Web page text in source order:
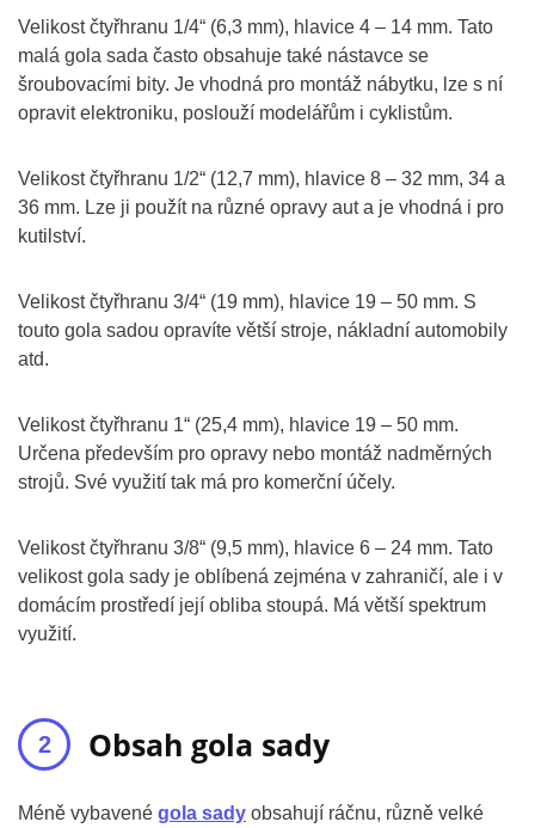
Velikost čtyřhranu 1/4“ (6,3 mm), hlavice 4 – 14 mm. Tato
malá gola sada často obsahuje také nástavce se
šroubovacími bity. Je vhodná pro montáž nábytku, lze s ní
opravit elektroniku, poslouží modelářům i cyklistům.
Velikost čtyřhranu 1/2“ (12,7 mm), hlavice 8 – 32 mm, 34 a
36 mm. Lze ji použít na různé opravy aut a je vhodná i pro
kutilství.
Velikost čtyřhranu 3/4“ (19 mm), hlavice 19 – 50 mm. S
touto gola sadou opravíte větší stroje, nákladní automobily
atd.
Velikost čtyřhranu 1“ (25,4 mm), hlavice 19 – 50 mm.
Určena především pro opravy nebo montáž nadměrných
strojů. Své využití tak má pro komerční účely.
Velikost čtyřhranu 3/8“ (9,5 mm), hlavice 6 – 24 mm. Tato
velikost gola sady je oblíbená zejména v zahraničí, ale i v
domácím prostředí její obliba stoupá. Má větší spektrum
využití.
Obsah gola sady
Méně vybavené gola sady obsahují ráčnu, různě velké